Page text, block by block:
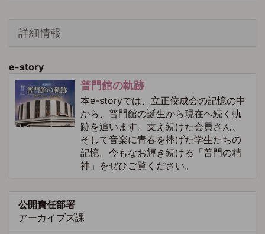
詳細情報
e-story
普門館の軌跡
本e-storyでは、立正佼成会の記憶の中
から、普門館の誕生から現在へ続く軌
跡を追います。支え続けた会員さん、
そして音楽に青春を捧げた学生たちの
記憶。今もなお輝き続ける「普門の精
神」をぜひご覧ください。
公開責任部署
アーカイブズ課